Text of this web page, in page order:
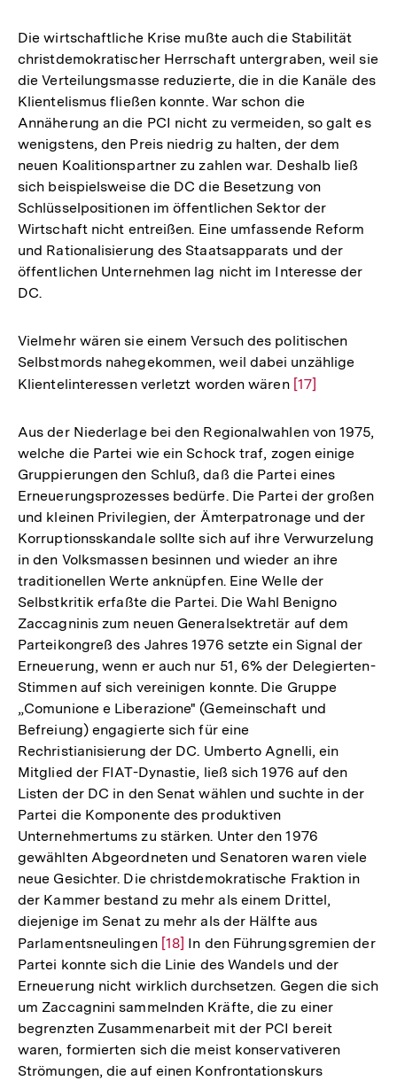
der
Fußnote
Die wirtschaftliche Krise mußte auch die Stabilität
christdemokratischer Herrschaft untergraben, weil sie
die Verteilungsmasse reduzierte, die in die Kanäle des
Klientelismus fließen konnte. War schon die
Annäherung an die PCI nicht zu vermeiden, so galt es
wenigstens, den Preis niedrig zu halten, der dem
neuen Koalitionspartner zu zahlen war. Deshalb ließ
sich beispielsweise die DC die Besetzung von
Schlüsselpositionen im öffentlichen Sektor der
Wirtschaft nicht entreißen. Eine umfassende Reform
und Rationalisierung des Staatsapparats und der
öffentlichen Unternehmen lag nicht im Interesse der
DC.
Vielmehr wären sie einem Versuch des politischen
Selbstmords nahegekommen, weil dabei unzählige
Klientelinteressen verletzt worden wären Zur
der
Fußnote
[17]
Aus der Niederlage bei den Regionalwahlen von 1975,
welche die Partei wie ein Schock traf, zogen einige
Gruppierungen den Schluß, daß die Partei eines
Erneuerungsprozesses bedürfe. Die Partei der großen
und kleinen Privilegien, der Ämterpatronage und der
Korruptionsskandale sollte sich auf ihre Verwurzelung
in den Volksmassen besinnen und wieder an ihre
traditionellen Werte anknüpfen. Eine Welle der
Selbstkritik erfaßte die Partei. Die Wahl Benigno
Zaccagninis zum neuen Generalsektretär auf dem
Parteikongreß des Jahres 1976 setzte ein Signal der
Erneuerung, wenn er auch nur 51, 6% der Delegierten-
Stimmen auf sich vereinigen konnte. Die Gruppe
„Comunione e Liberazione" (Gemeinschaft und
Befreiung) engagierte sich für eine
Rechristianisierung der DC. Umberto Agnelli, ein
Mitglied der FIAT-Dynastie, ließ sich 1976 auf den
Listen der DC in den Senat wählen und suchte in der
Partei die Komponente des produktiven
Unternehmertums zu stärken. Unter den 1976
gewählten Abgeordneten und Senatoren waren viele
neue Gesichter. Die christdemokratische Fraktion in
der Kammer bestand zu mehr als einem Drittel,
diejenige im Senat zu mehr als der Hälfte aus
Parlamentsneulingen Zur
Auflösung
der
Fußnote
[18] In den Führungsgremien der
Partei konnte sich die Linie des Wandels und der
Erneuerung nicht wirklich durchsetzen. Gegen die sich
um Zaccagnini sammelnden Kräfte, die zu einer
begrenzten Zusammenarbeit mit der PCI bereit
waren, formierten sich die meist konservativeren
Strömungen, die auf einen Konfrontationskurs